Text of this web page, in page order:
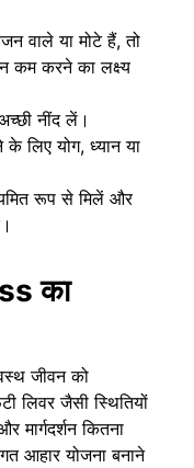
वाले या मोटे हैं, तो
कम करने का लक्ष्य
नींद लें।
लिए योग, ध्यान या
रूप से मिलें और
का
जीवन को
लिवर जैसी स्थितियों
मार्गदर्शन कितना
आहार योजना बनाने